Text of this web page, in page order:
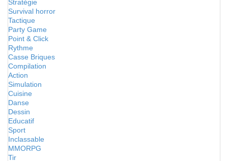
Stratégie
Survival horror
Tactique
Party Game
Point & Click
Rythme
Casse Briques
Compilation
Action
Simulation
Cuisine
Danse
Dessin
Educatif
Sport
Inclassable
MMORPG
Tir